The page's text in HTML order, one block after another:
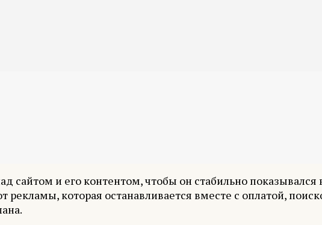
сайтом и его контентом, чтобы он стабильно
которая останавливается вместе с оплатой,